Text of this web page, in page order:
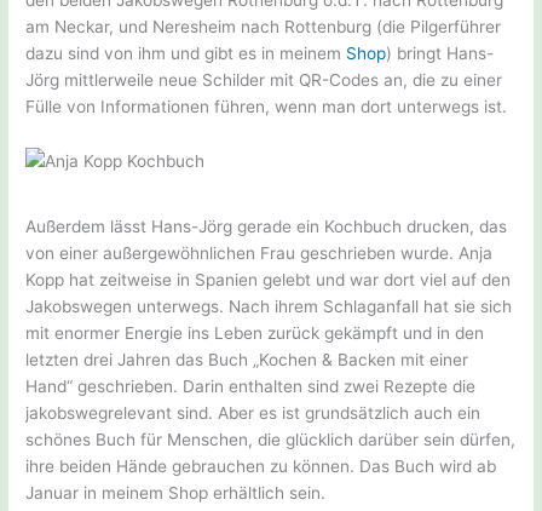
am Neckar, und Neresheim nach Rottenburg (die Pilgerführer
dazu sind von ihm und gibt es in meinem Shop) bringt Hans-
Jörg mittlerweile neue Schilder mit QR-Codes an, die zu einer
Fülle von Informationen führen, wenn man dort unterwegs ist.
Außerdem lässt Hans-Jörg gerade ein Kochbuch drucken, das
von einer außergewöhnlichen Frau geschrieben wurde. Anja
Kopp hat zeitweise in Spanien gelebt und war dort viel auf den
Jakobswegen unterwegs. Nach ihrem Schlaganfall hat sie sich
mit enormer Energie ins Leben zurück gekämpft und in den
letzten drei Jahren das Buch „Kochen & Backen mit einer
Hand“ geschrieben. Darin enthalten sind zwei Rezepte die
jakobswegrelevant sind. Aber es ist grundsätzlich auch ein
schönes Buch für Menschen, die glücklich darüber sein dürfen,
ihre beiden Hände gebrauchen zu können. Das Buch wird ab
Januar in meinem Shop erhältlich sein.